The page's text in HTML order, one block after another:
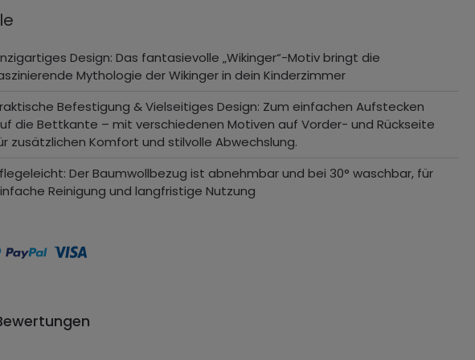
Design: Das fantasievolle „Wikinger“-Motiv bringt die
Mythologie der Wikinger in dein Kinderzimmer
Befestigung & Vielseitiges Design: Zum einfachen Aufstecken
die Bettkante – mit verschiedenen Motiven auf Vorder- und Rückseite
zusätzlichen Komfort und stilvolle Abwechslung.
Der Baumwollbezug ist abnehmbar und bei 30° waschbar, für
Reinigung und langfristige Nutzung